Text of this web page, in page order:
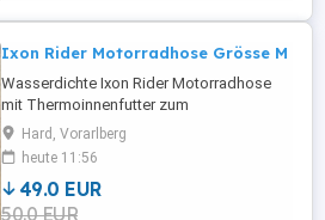
Ixon Rider Motorradhose Grösse M
Wasserdichte Ixon Rider Motorradhose
mit Thermoinnenfutter zum
herausnehmen.
Hard, Vorarlberg
heute 11:56
49.0 EUR
50.0 EUR